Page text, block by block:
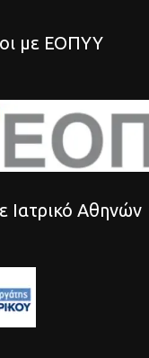
με ΕΟΠΥΥ
Ιατρικό Αθηνών